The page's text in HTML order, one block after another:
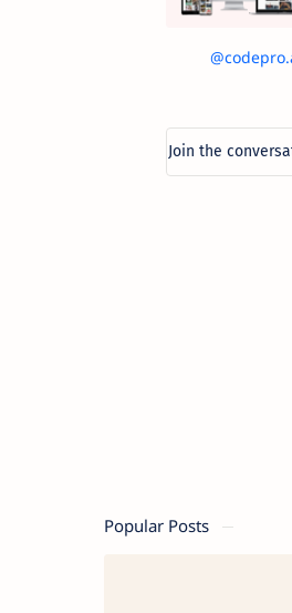
Popular Posts